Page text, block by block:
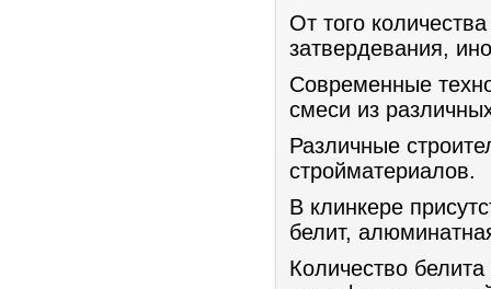
От того
затвердевания,
Современные
смеси из
Различные
стройматериалов.
В клинкере
белит,
Количество